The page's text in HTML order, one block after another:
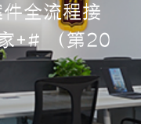
全流程接
+# （第20